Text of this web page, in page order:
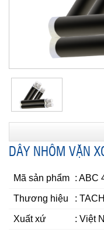
DÂY NHÔM VẶN
Mã sản phẩm : ABC
Thương hiệu :
Xuất xứ : Việt